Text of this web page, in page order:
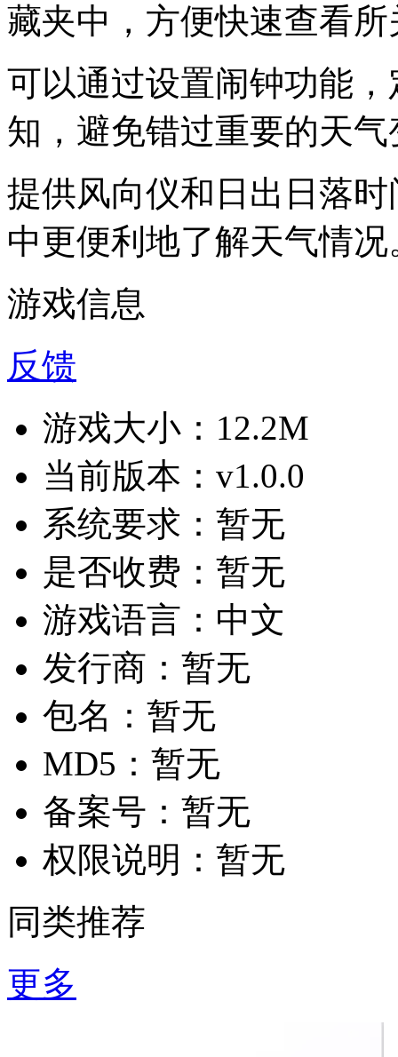
藏夹中，方便快速查看
可以通过设置闹钟功能
知，避免错过重要的天气
提供风向仪和日出日落
中更便利地了解天气情况
游戏信息
反馈
游戏大小： 12.2M
当前版本： v1.0.0
系统要求： 暂无
是否收费： 暂无
游戏语言： 中文
发行商： 暂无
包名： 暂无
MD5： 暂无
备案号： 暂无
权限说明： 暂无
同类推荐
更多